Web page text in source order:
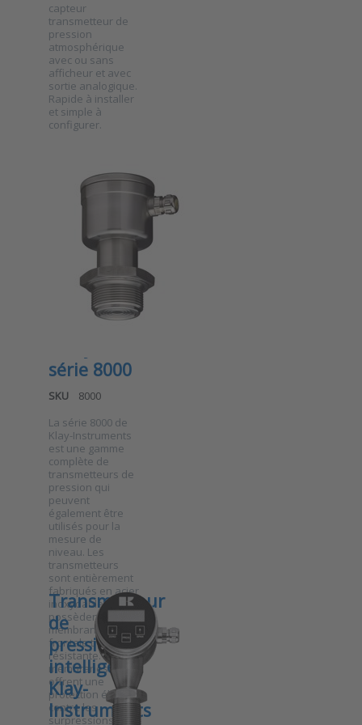
capteur
transmetteur de
pression
atmosphérique
avec ou sans
afficheur et avec
sortie analogique.
Rapide à installer
et simple à
configurer.
Press ENTER
for more
options to Kimo
Transmetteur
de pression
atmosphérique
série CP116
Transmetteur
Klay-
avec
membrane
en acier
série 8000
SKU
8000
La série 8000 de
Klay-Instruments
est une gamme
complète de
transmetteurs de
pression qui
peuvent
également être
utilisés pour la
mesure de
niveau. Les
transmetteurs
sont entièrement
fabriqués en acier
inoxydable et
possèdent une
membrane
frontale très
résistante. Ces
membranes
offrent une
protection élevée
contre les
surpressions et
Press ENTER
for more
options to
Transmetteur
de pression
Klay-
Instruments
avec
membrane
en acier
inoxydable
série 8000
Transmetteur
de
pression
intelligent
Klay-
Instruments